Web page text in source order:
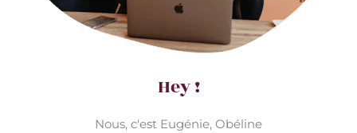
Hey !
Nous, c'est Eugénie, Obéline